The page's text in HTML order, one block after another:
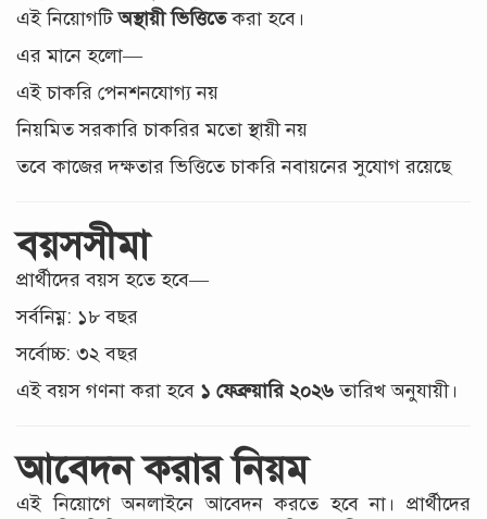
এই নিয়োগটিঅস্থায়ী ভিত্তিতেকরা হবে।
এর মানে হলো—
এই চাকরি পেনশনযোগ্য নয়
নিয়মিত সরকারি চাকরির মতো স্থায়ী নয়
তবে কাজের দক্ষতার ভিত্তিতে চাকরি নবায়নের সুযোগ রয়েছে
বয়সসীমা
প্রার্থীদের বয়স হতে হবে—
সর্বনিম্ন: ১৮ বছর
সর্বোচ্চ: ৩২ বছর
এই বয়স গণনা করা হবে ১ ফেব্রুয়ারি ২০২৬তারিখ অনুযায়ী।
আবেদন করার নিয়ম
এই নিয়োগে অনলাইনে আবেদন করতে হবে না। প্রার্থীদের